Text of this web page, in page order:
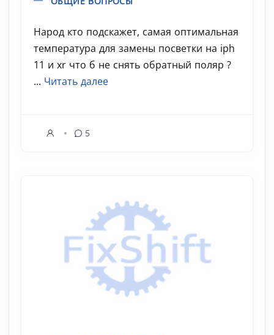
Народ кто подскажет, самая оптимальная
температура для замены посветки на iph
11 и xr что б не снять обратный поляр ?
... Читать далее
5